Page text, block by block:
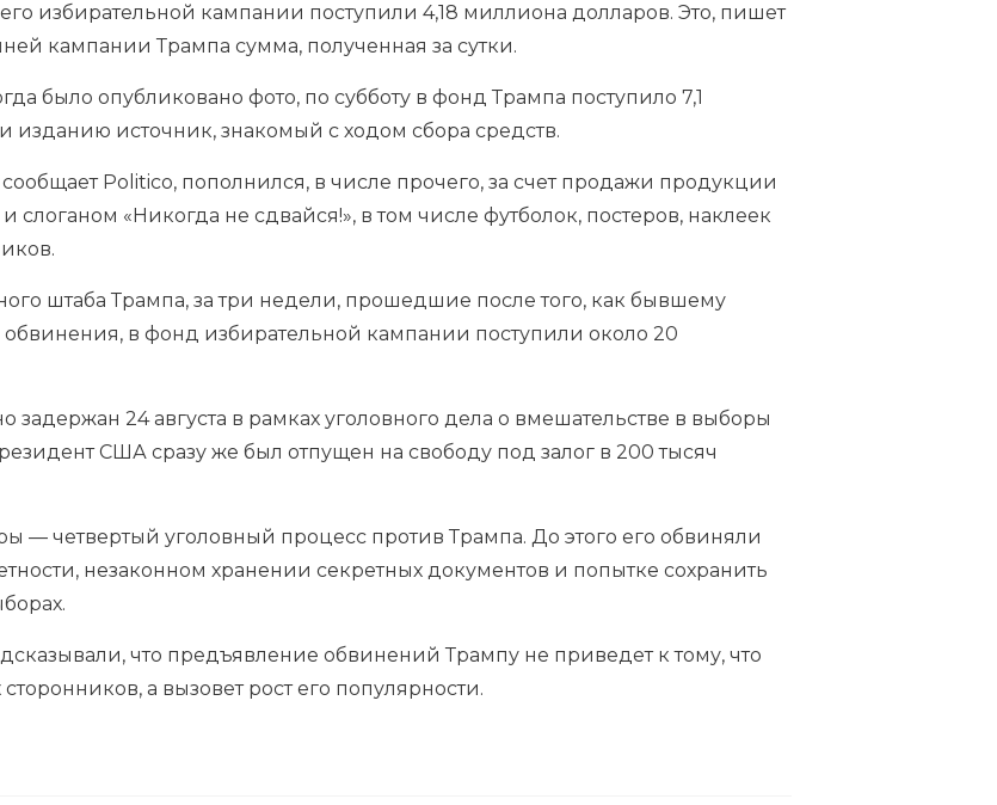
избирательной кампании поступили 4,18 миллиона долларов. Это, пишет
кампании Трампа сумма, полученная за сутки.
было опубликовано фото, по субботу в фонд Трампа поступило 7,1
источник, знакомый с ходом сбора средств.
Politico, пополнился, в числе прочего, за счет продажи продукции
«Никогда не сдвайся!», в том числе футболок, постеров, наклеек
штаба Трампа, за три недели, прошедшие после того, как бывшему
в фонд избирательной кампании поступили около 20
24 августа в рамках уголовного дела о вмешательстве в выборы
США сразу же был отпущен на свободу под залог в 200 тысяч
— четвертый уголовный процесс против Трампа. До этого его обвиняли
незаконном хранении секретных документов и попытке сохранить
что предъявление обвинений Трампу не приведет к тому, что
а вызовет рост его популярности.